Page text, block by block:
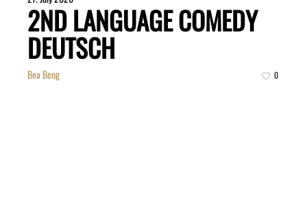
2ND LANGUAGE COMEDY
DEUTSCH
Bea Beng 0